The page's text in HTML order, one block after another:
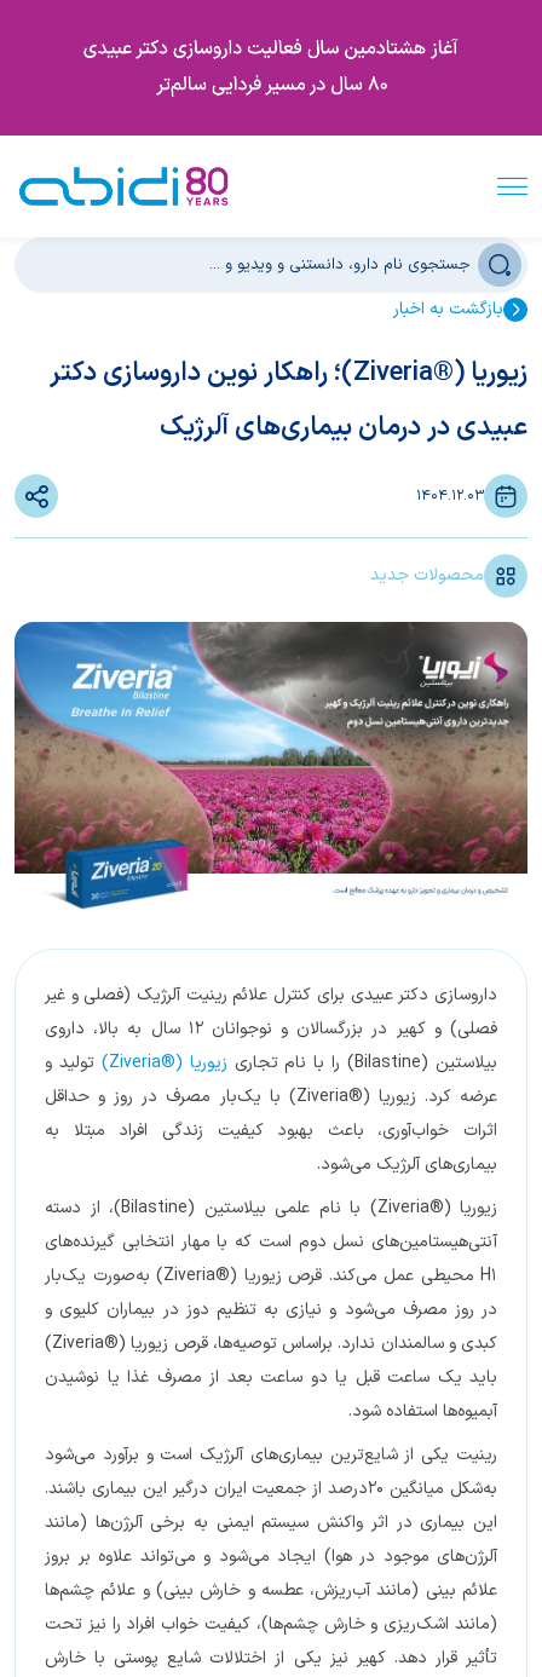
بازگشت به اخبار
زیوریا (®Ziveria)؛ راهکار نوین داروسازی دکتر
عبیدی در درمان بیماری‌های آلرژیک
1404.12.03
محصولات جدید
داروسازی دکتر عبیدی برای کنترل علائم رینیت آلرژیک (فصلی و غیر
فصلی) و کهیر در بزرگسالان و نوجوانان ۱۲ سال به بالا، داروی
بیلاستین (Bilastine) را با نام تجاری
زیوریا (®Ziveria)
تولید و
عرضه کرد. زیوریا (®Ziveria) با یک‌بار مصرف در روز و حداقل
اثرات خواب‌آوری، باعث بهبود کیفیت زندگی افراد مبتلا به
بیماری‌های آلرژیک می‌شود.
زیوریا (®Ziveria) با نام علمی بیلاستین (Bilastine)، از دسته
آنتی‌هیستامین‌های نسل دوم است که با مهار انتخابی گیرنده‌های
H1 محیطی عمل می‌کند. قرص زیوریا (®Ziveria) به‌صورت یک‌بار
در روز مصرف می‌شود و نیازی به تنظیم دوز در بیماران کلیوی و
کبدی و سالمندان ندارد. براساس توصیه‌ها، قرص زیوریا (®Ziveria)
باید یک ساعت قبل یا دو ساعت بعد از مصرف غذا یا نوشیدن
آبمیوه‌ها استفاده شود.
رینیت یکی از شایع‌ترین بیماری‌های آلرژیک است و برآورد می‌شود
به‌شکل میانگین ۲۰درصد از جمعیت ایران درگیر این بیماری‌ باشند.
این بیماری در اثر واکنش سیستم ایمنی به برخی آلرژن‌ها (مانند
آلرژن‌های موجود در هوا) ایجاد می‌شود و می‌تواند علاوه بر بروز
علائم بینی (مانند آب‌ریزش، عطسه و خارش بینی) و علائم چشم‌ها
(مانند اشک‌ریزی و خارش چشم‌ها)، کیفیت خواب افراد را نیز تحت
تأثیر قرار دهد. کهیر نیز یکی از اختلالات شایع پوستی با خارش